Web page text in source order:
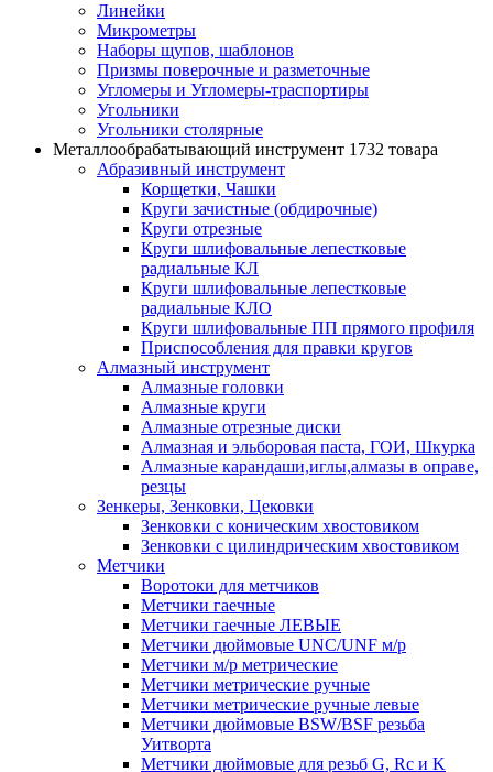
Линейки
Микрометры
Наборы щупов, шаблонов
Призмы поверочные и разметочные
Угломеры и Угломеры-траспортиры
Угольники
Угольники столярные
Металлообрабатывающий инструмент 1732 товара
Абразивный инструмент
Корщетки, Чашки
Круги зачистные (обдирочные)
Круги отрезные
Круги шлифовальные лепестковые
радиальные КЛ
Круги шлифовальные лепестковые
радиальные КЛО
Круги шлифовальные ПП прямого профиля
Приспособления для правки кругов
Алмазный инструмент
Алмазные головки
Алмазные круги
Алмазные отрезные диски
Алмазная и эльборовая паста, ГОИ, Шкурка
Алмазные карандаши,иглы,алмазы в оправе,
резцы
Зенкеры, Зенковки, Цековки
Зенковки с коническим хвостовиком
Зенковки с цилиндрическим хвостовиком
Метчики
Воротоки для метчиков
Метчики гаечные
Метчики гаечные ЛЕВЫЕ
Метчики дюймовые UNC/UNF м/р
Метчики м/р метрические
Метчики метрические ручные
Метчики метрические ручные левые
Метчики дюймовые BSW/BSF резьба
Уитворта
Метчики дюймовые для резьб G, Rc и K